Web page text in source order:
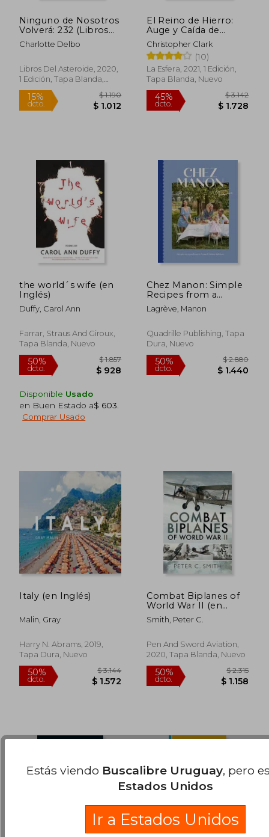
50%
dcto.
$ 2.886 45%
dcto.
Ninguno de Nosotros
Volverá: 232 (Libros
del Asteroide)
Charlotte Delbo
Libros Del Asteroide, 2020,
1 Edición, Tapa Blanda,
Nuevo
dcto.
El Reino de Hierro:
Auge y Caída de
Prusia. 1600-1947
Christopher Clark
(10)
La Esfera, 2021, 1 Edición,
Tapa Blanda, Nuevo
dcto.
the world´s wife (en
Inglés)
Duffy, Carol Ann
Farrar, Straus And Giroux,
Tapa Blanda, Nuevo
Disponible Usado
en Buen Estado a$ 603
Comprar Usado
Chez Manon: Simple
Recipes from a
French Home
Kitchen (en Inglés)
Lagrève, Manon
Quadrille Publishing, Tapa
Dura, Nuevo
Italy (en Inglés)
Malin, Gray
Harry N. Abrams, 2019,
Tapa Dura, Nuevo
Combat Biplanes of
World War II (en
Inglés)
Smith, Peter C.
Pen And Sword Aviation,
2020, Tapa Blanda, Nuevo
Estás viendo Buscalibre Uruguay, pero
Estados Unidos
Ir a Estados Unidos